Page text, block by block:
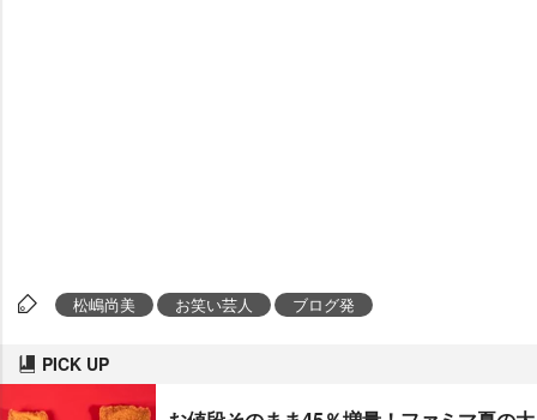
松嶋尚美 お笑い芸人 ブログ発
PICK UP